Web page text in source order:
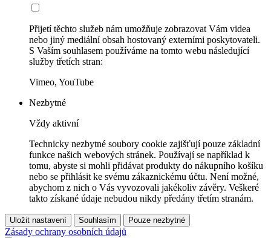
Přijetí těchto služeb nám umožňuje zobrazovat Vám videa
nebo jiný mediální obsah hostovaný externími poskytovateli.
S Vaším souhlasem používáme na tomto webu následující
služby třetích stran:
Vimeo, YouTube
Nezbytné
Vždy aktivní
Technicky nezbytné soubory cookie zajišťují pouze základní
funkce našich webových stránek. Používají se například k
tomu, abyste si mohli přidávat produkty do nákupního košíku
nebo se přihlásit ke svému zákaznickému účtu. Není možné,
abychom z nich o Vás vyvozovali jakékoliv závěry. Veškeré
takto získané údaje nebudou nikdy předány třetím stranám.
Uložit nastavení Souhlasím Pouze nezbytné
Zásady ochrany osobních údajů